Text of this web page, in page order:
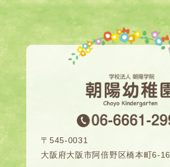
〒545-0031
大阪府大阪市阿倍野区橋本町6-16